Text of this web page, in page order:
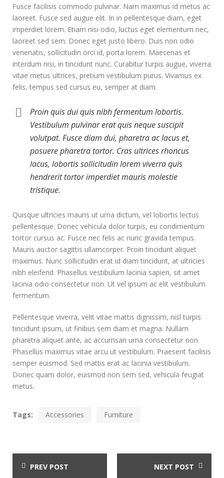
Fusce facilisis commodo pulvinar. Nam maximus id metus ac
laoreet. Fusce sed augue elit. In in pellentesque diam, eget
imperdiet lorem. Etiam nisi odio, luctus eget elementum nec,
laoreet sed sem. Donec eget justo libero. Duis non odio
venenatis, sollicitudin orci id, porta lorem. Maecenas et
interdum nisi, in tincidunt nunc. Curabitur turpis augue, viverra
vitae metus ultrices, pretium vestibulum purus. Vivamus ex
felis, tempus sed cursus eu, semper at diam.
Proin quis dui quis nibh fermentum lobortis.
Vestibulum pulvinar erat quis neque suscipit
volutpat. Fusce diam dui, pharetra ac lacus et,
posuere pharetra tortor. Cras ultrices rhoncus
lacus, lobortis sollicitudin lorem viverra quis
hendrerit tortor imperdiet mauris molestie
tristique.
Quisque ultricies mauris ut urna dictum, vel lobortis lectus
pellentesque. Donec vehicula dolor turpis, eu condimentum
tortor cursus ac. Fusce nec felis ac nunc gravida tempus.
Mauris auctor sagittis ullamcorper. Proin tincidunt aliquet
maximus. Nunc sollicitudin erat id diam tincidunt, at ultricies
nibh eleifend. Phasellus vestibulum lacinia sapien, sit amet
lacinia odio consectetur non. Ut vel ipsum ac elit vestibulum
fermentum.
Pellentesque viverra, velit vitae mattis dignissim, nisl turpis
tincidunt ipsum, ut finibus sem diam et magna. Nullam
pharetra aliquet ante, ac accumsan urna consectetur non.
Phasellus maximus vitae arcu ut vestibulum. Praesent facilisis
semper euismod. Sed mattis erat ac lacinia vestibulum.
Donec quam dolor, euismod non sem sed, vehicula feugiat
metus.
Tags: Accessories Furniture
PREV POST NEXT POST